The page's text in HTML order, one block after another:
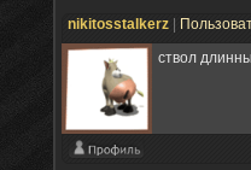
nikitosstalkerz
ствол